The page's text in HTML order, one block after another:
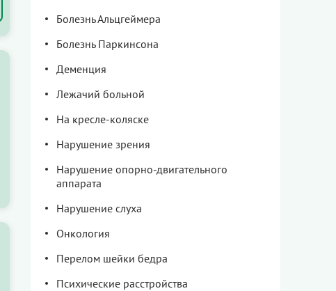
Болезнь Альцгеймера
Болезнь Паркинсона
Деменция
Лежачий больной
На кресле-коляске
Нарушение зрения
Нарушение опорно-двигательного
аппарата
Нарушение слуха
Онкология
Перелом шейки бедра
Психические расстройства